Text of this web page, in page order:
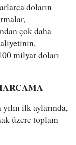
doların
çok daha
milyar doları
ilk aylarında,
üzere toplam